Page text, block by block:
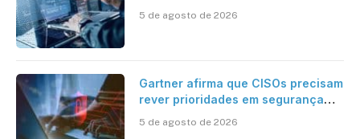
5 de agosto de 2026
Gartner afirma que CISOs precisam
rever prioridades em segurança
desafios impostos pela Inteligência
5 de agosto de 2026